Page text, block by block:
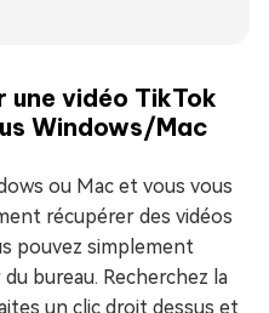
une vidéo TikTok
Windows/Mac
ou Mac et vous vous
récupérer des vidéos
pouvez simplement
bureau. Recherchez la
un clic droit dessus et